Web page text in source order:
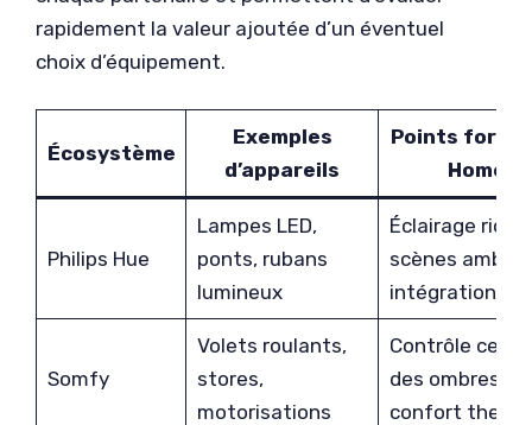
rapidement la valeur ajoutée d’un éventuel
choix d’équipement.
Écosystème
Exemples
d’appareils
Points forts
Homey
Philips Hue
Lampes LED,
ponts, rubans
lumineux
Éclairage
scènes
intégration
Somfy
Volets roulants,
stores,
motorisations
Contrôle
des ombres et
confort